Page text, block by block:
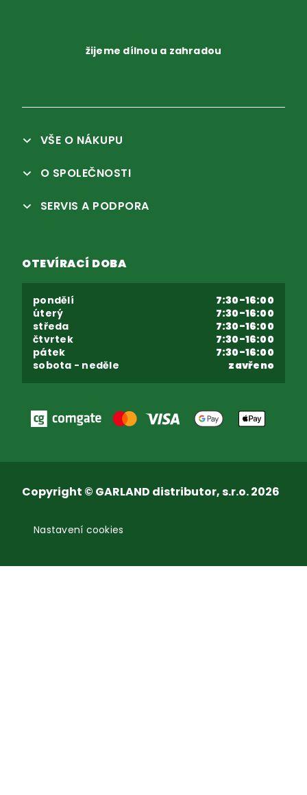
žijeme dílnou a zahradou
VŠE O NÁKUPU
O SPOLEČNOSTI
SERVIS A PODPORA
OTEVÍRACÍ DOBA
pondělí
7:30-16:00
úterý
7:30-16:00
středa
7:30-16:00
čtvrtek
7:30-16:00
pátek
7:30-16:00
sobota - neděle
zavřeno
Copyright © GARLAND distributor, s.r.o. 2026
Nastavení cookies